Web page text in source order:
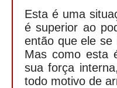
Esta é uma
é superior ao
então que ele se
Mas como esta
sua força
todo motivo de